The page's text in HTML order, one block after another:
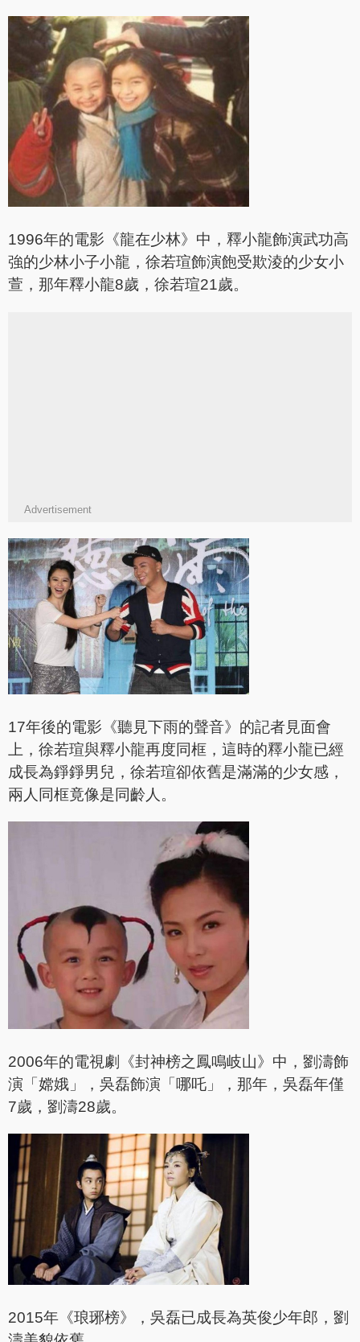
1996年的電影《龍在少林》中，釋小龍飾演武功高
強的少林小子小龍，徐若瑄飾演飽受欺淩的少女小
萱，那年釋小龍8歲，徐若瑄21歲。
Advertisement
17年後的電影《聽見下雨的聲音》的記者見面會
上，徐若瑄與釋小龍再度同框，這時的釋小龍已經
成長為錚錚男兒，徐若瑄卻依舊是滿滿的少女感，
兩人同框竟像是同齡人。
2006年的電視劇《封神榜之鳳鳴岐山》中，劉濤飾
演「嫦娥」，吳磊飾演「哪吒」，那年，吳磊年僅
7歲，劉濤28歲。
2015年《琅琊榜》，吳磊已成長為英俊少年郎，劉